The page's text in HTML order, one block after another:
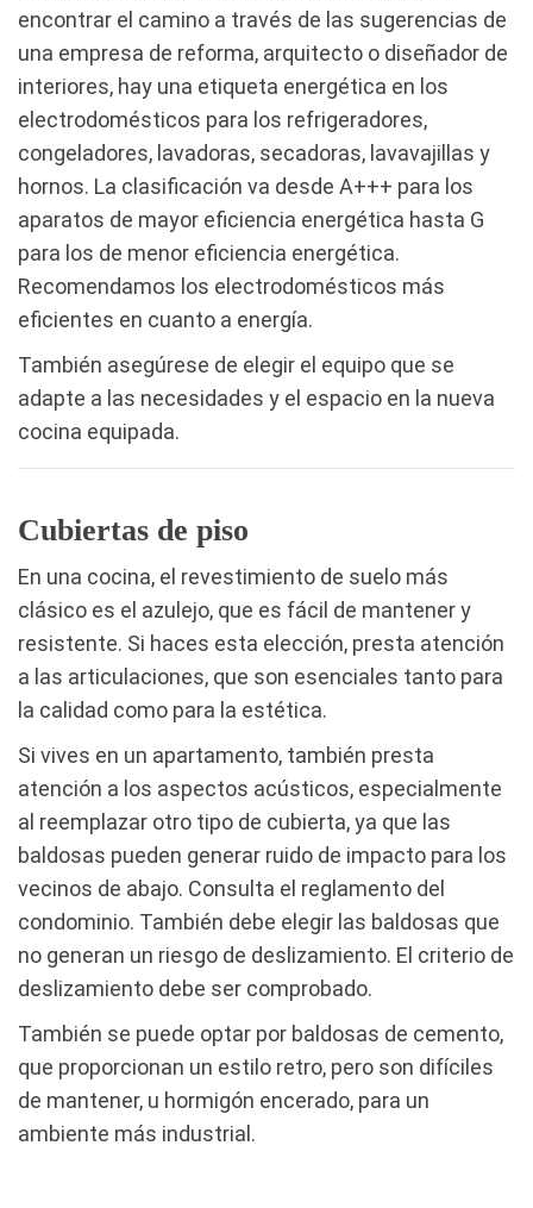
encontrar el camino a través de las sugerencias de
una empresa de reforma, arquitecto o diseñador de
interiores, hay una etiqueta energética en los
electrodomésticos para los refrigeradores,
congeladores, lavadoras, secadoras, lavavajillas y
hornos. La clasificación va desde A+++ para los
aparatos de mayor eficiencia energética hasta G
para los de menor eficiencia energética.
Recomendamos los electrodomésticos más
eficientes en cuanto a energía.
También asegúrese de elegir el equipo que se
adapte a las necesidades y el espacio en la nueva
cocina equipada.
Cubiertas de piso
En una cocina, el revestimiento de suelo más
clásico es el azulejo, que es fácil de mantener y
resistente. Si haces esta elección, presta atención
a las articulaciones, que son esenciales tanto para
la calidad como para la estética.
Si vives en un apartamento, también presta
atención a los aspectos acústicos, especialmente
al reemplazar otro tipo de cubierta, ya que las
baldosas pueden generar ruido de impacto para los
vecinos de abajo. Consulta el reglamento del
condominio. También debe elegir las baldosas que
no generan un riesgo de deslizamiento. El criterio de
deslizamiento debe ser comprobado.
También se puede optar por baldosas de cemento,
que proporcionan un estilo retro, pero son difíciles
de mantener, u hormigón encerado, para un
ambiente más industrial.